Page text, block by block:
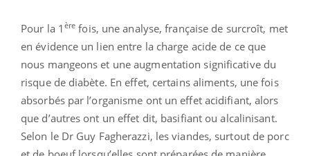
Pour la 1 ère fois, une analyse, française de surcroît, met
en évidence un lien entre la charge acide de ce que
nous mangeons et une augmentation significative du
risque de diabète. En effet, certains aliments, une fois
absorbés par l’organisme ont un effet acidifiant, alors
que d’autres ont un effet dit, basifiant ou alcalinisant.
Selon le Dr Guy Fagherazzi, les viandes, surtout de porc